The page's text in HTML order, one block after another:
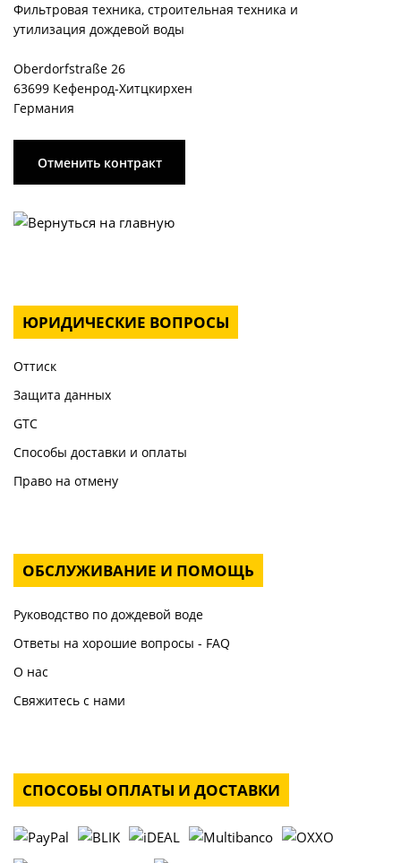
Фильтровая техника, строительная техника и
утилизация дождевой воды
Oberdorfstraße 26
63699 Кефенрод-Хитцкирхен
Германия
Отменить контракт
ЮРИДИЧЕСКИЕ ВОПРОСЫ
Оттиск
Защита данных
GTC
Способы доставки и оплаты
Право на отмену
ОБСЛУЖИВАНИЕ И ПОМОЩЬ
Руководство по дождевой воде
Ответы на хорошие вопросы - FAQ
О нас
Свяжитесь с нами
СПОСОБЫ ОПЛАТЫ И ДОСТАВКИ